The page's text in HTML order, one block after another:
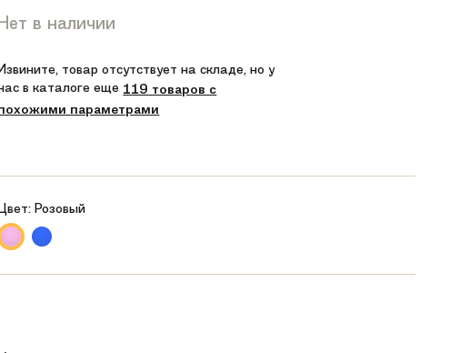
в наличии
товар отсутствует на складе, но у
в каталоге еще 119 товаров с
параметрами
Розовый